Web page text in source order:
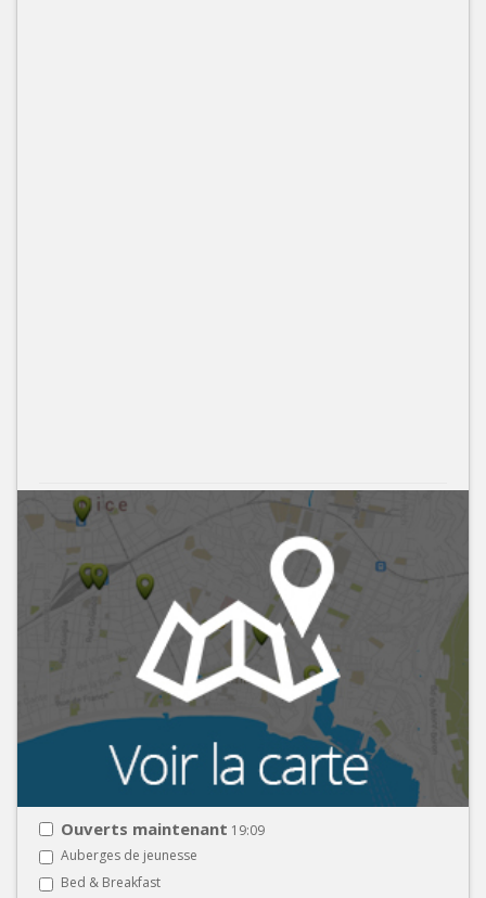
Ouverts maintenant 19:09
Auberges de jeunesse
Bed & Breakfast